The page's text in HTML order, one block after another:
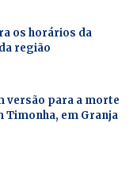
os horários da
região
versão para a morte
Timonha, em Granja